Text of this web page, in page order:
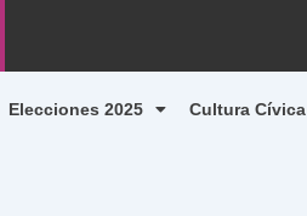
Elecciones 2025 Cultura Cívica